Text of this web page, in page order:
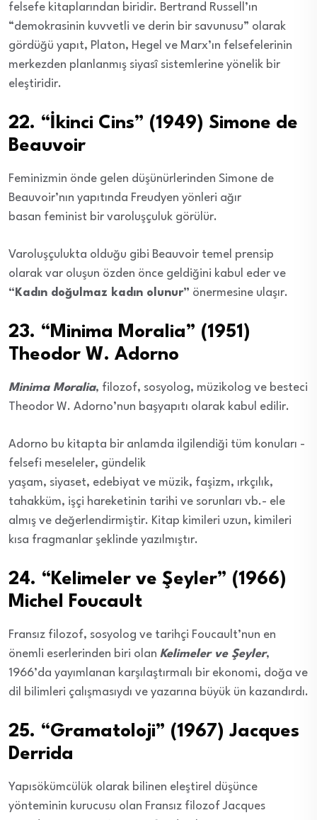
felsefe kitaplarından biridir. Bertrand Russell’ın
“demokrasinin kuvvetli ve derin bir savunusu” olarak
gördüğü yapıt, Platon, Hegel ve Marx’ın felsefelerinin
merkezden planlanmış siyasî sistemlerine yönelik bir
eleştiridir.
22. “İkinci Cins” (1949) Simone de
Beauvoir
Feminizmin önde gelen düşünürlerinden Simone de
Beauvoir’nın yapıtında Freudyen yönleri ağır
basan feminist bir varoluşçuluk görülür.
Varoluşçulukta olduğu gibi Beauvoir temel prensip
olarak var oluşun özden önce geldiğini kabul eder ve
“Kadın doğulmaz kadın olunur” önermesine ulaşır.
23. “Minima Moralia” (1951)
Theodor W. Adorno
Minima Moralia, filozof, sosyolog, müzikolog ve besteci
Theodor W. Adorno’nun başyapıtı olarak kabul edilir.
Adorno bu kitapta bir anlamda ilgilendiği tüm konuları -
felsefi meseleler, gündelik
yaşam, siyaset, edebiyat ve müzik, faşizm, ırkçılık,
tahakküm, işçi hareketinin tarihi ve sorunları vb.- ele
almış ve değerlendirmiştir. Kitap kimileri uzun, kimileri
kısa fragmanlar şeklinde yazılmıştır.
24. “Kelimeler ve Şeyler” (1966)
Michel Foucault
Fransız filozof, sosyolog ve tarihçi Foucault’nun en
önemli eserlerinden biri olan Kelimeler ve Şeyler,
1966’da yayımlanan karşılaştırmalı bir ekonomi, doğa ve
dil bilimleri çalışmasıydı ve yazarına büyük ün kazandırdı.
25. “Gramatoloji” (1967) Jacques
Derrida
Yapısökümcülük olarak bilinen eleştirel düşünce
yönteminin kurucusu olan Fransız filozof Jacques